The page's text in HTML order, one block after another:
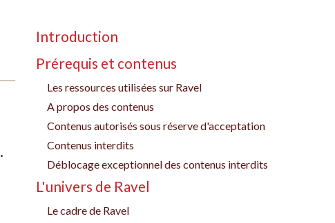
.
Introduction
Prérequis et contenus
Les ressources utilisées sur Ravel
A propos des contenus
Contenus autorisés sous réserve d'acceptation
Contenus interdits
Déblocage exceptionnel des contenus interdits
L'univers de Ravel
Le cadre de Ravel